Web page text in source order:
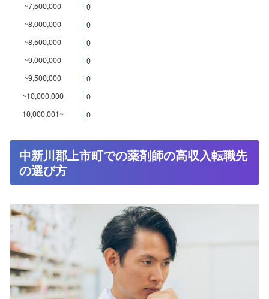
~7,500,000
0
~8,000,000
0
~8,500,000
0
~9,000,000
0
~9,500,000
0
~10,000,000
0
10,000,001~
0
中新川郡上市町での薬剤師の高収入転職先
の選び方